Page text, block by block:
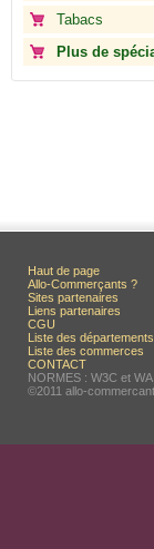
Tabacs
Plus de
Haut de page
Allo-Commerçants ?
Sites partenaires
Liens partenaires
CGU
Liste des départements
Liste des commerces
CONTACT
NORMES : W3C et WAI
©2011 allo-